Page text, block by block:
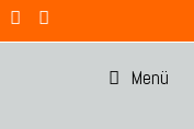
Menü